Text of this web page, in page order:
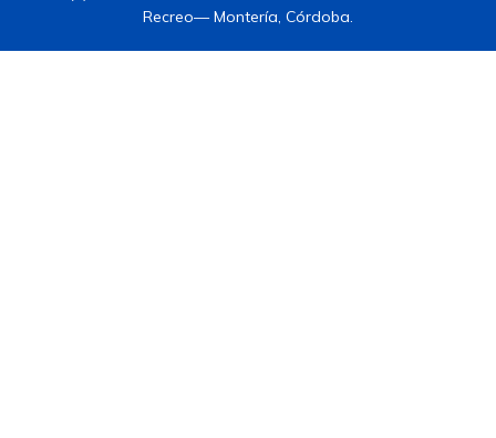
Recreo— Montería, Córdoba.